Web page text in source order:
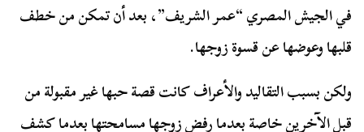
في الجيش المصري “عمر الشريف”، بعد أن تمكن من خطف
قلبها وعوضها عن قسوة زوجها.
ولكن بسبب التقاليد والأعراف كانت قصة حبها غير مقبولة من
قبل الآخرين خاصة بعدما رفض زوجها مسامحتها بعدما كشف